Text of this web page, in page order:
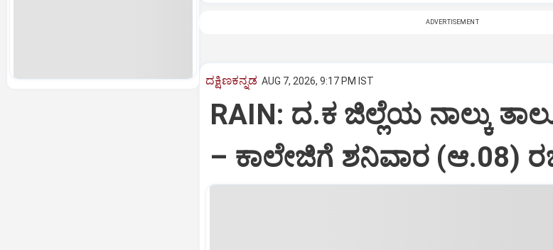
ADVERTISEMENT
ದಕ್ಷಿಣಕನ್ನಡ AUG 7, 2026, 9:17 PM IST
RAIN: ದ.ಕ ಜಿಲ್ಲೆಯ ನಾಲ್ಕು
– ಕಾಲೇಜಿಗೆ ಶನಿವಾರ (ಆ.08)